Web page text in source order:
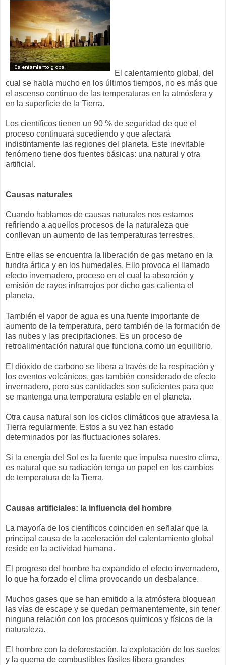
El calentamiento global, del
cual se habla mucho en los últimos tiempos, no es más que
el ascenso continuo de las temperaturas en la atmósfera y
en la superficie de la Tierra.
Los científicos tienen un 90 % de seguridad de que el
proceso continuará sucediendo y que afectará
indistintamente las regiones del planeta. Este inevitable
fenómeno tiene dos fuentes básicas: una natural y otra
artificial.
Causas naturales
Cuando hablamos de causas naturales nos estamos
refiriendo a aquellos procesos de la naturaleza que
conllevan un aumento de las temperaturas terrestres.
Entre ellas se encuentra la liberación de gas metano en la
tundra ártica y en los humedales. Ello provoca el llamado
efecto invernadero, proceso en el cual la absorción y
emisión de rayos infrarrojos por dicho gas calienta el
planeta.
También el vapor de agua es una fuente importante de
aumento de la temperatura, pero también de la formación de
las nubes y las precipitaciones. Es un proceso de
retroalimentación natural que funciona como un equilibrio.
El dióxido de carbono se libera a través de la respiración y
los eventos volcánicos, gas también considerado de efecto
invernadero, pero sus cantidades son suficientes para que
se mantenga una temperatura estable en el planeta.
Otra causa natural son los ciclos climáticos que atraviesa la
Tierra regularmente. Estos a su vez han estado
determinados por las fluctuaciones solares.
Si la energía del Sol es la fuente que impulsa nuestro clima,
es natural que su radiación tenga un papel en los cambios
de temperatura de la Tierra.
Causas artificiales: la influencia del hombre
La mayoría de los científicos coinciden en señalar que la
principal causa de la aceleración del calentamiento global
reside en la actividad humana.
El progreso del hombre ha expandido el efecto invernadero,
lo que ha forzado el clima provocando un desbalance.
Muchos gases que se han emitido a la atmósfera bloquean
las vías de escape y se quedan permanentemente, sin tener
ninguna relación con los procesos químicos y físicos de la
naturaleza.
El hombre con la deforestación, la explotación de los suelos
y la quema de combustibles fósiles libera grandes